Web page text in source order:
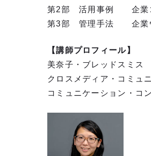
第2部 活用事例 企業コ
第3部 管理手法 企業ウ
【講師プロフィール】
美奈子・ブレッドスミス
クロスメディア・コミュ
コミュニケーション・コ